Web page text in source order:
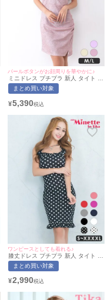
パールボタンがお顔周りを華やかに♪
ミニドレス プチプラ 新人 タイト ス
リット ホルターネック セクシー ラ
ウンジ キラキラ ノースリーブ 低身
ピンク キャバドレス (れいたぴ着
まとめ買い対象
¥5,390
ワンピースとしても着れる♪
膝丈ドレス プチプラ 新人 タイト ワ
ンピース ノースリーブ ドット柄 低
身長 胸元隠し 背中魅せ 黒 キャバド
応) | myMinette/マイミネット
まとめ買い対象
¥2,990